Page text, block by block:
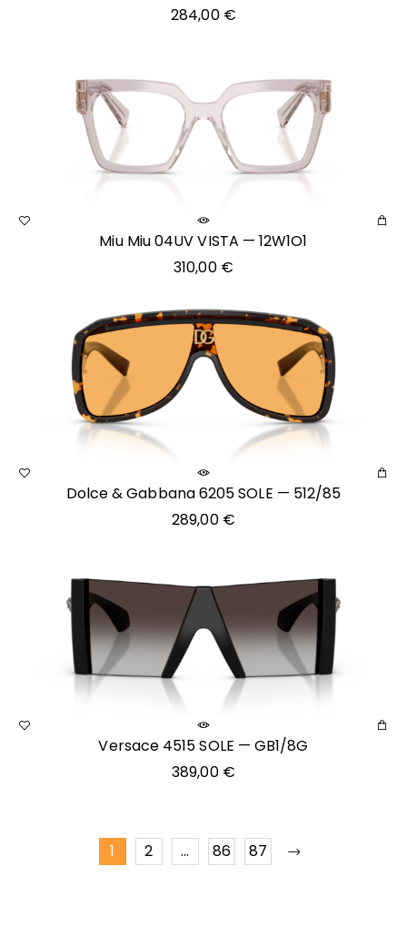
284,00 €
Miu Miu 04UV VISTA — 12W1O1
310,00 €
Dolce & Gabbana 6205 SOLE — 512/85
289,00 €
Versace 4515 SOLE — GB1/8G
389,00 €
1 2 … 86 87